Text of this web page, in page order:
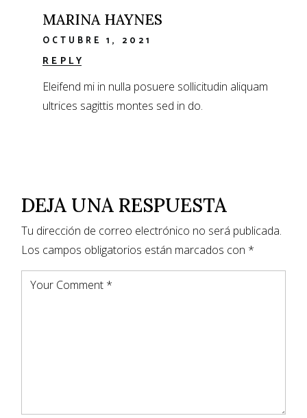
MARINA HAYNES
OCTUBRE 1, 2021
REPLY
Eleifend mi in nulla posuere sollicitudin aliquam
ultrices sagittis montes sed in do.
DEJA UNA RESPUESTA
Tu dirección de correo electrónico no será publicada.
Los campos obligatorios están marcados con *